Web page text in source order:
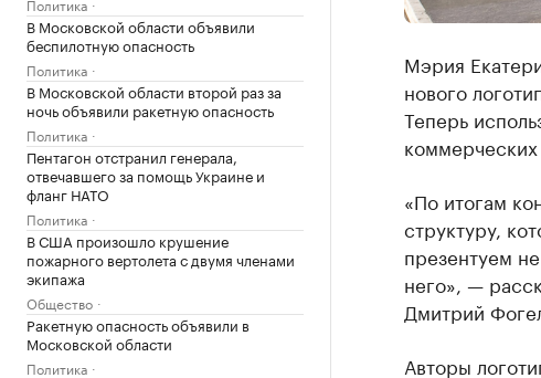
В Московской области объявили
беспилотную опасность
Политика
В Московской области второй раз за
ночь объявили ракетную опасность
Политика
Пентагон отстранил генерала,
отвечавшего за помощь Украине и
фланг НАТО
Политика
В США произошло крушение
пожарного вертолета с двумя членами
экипажа
Общество
Ракетную опасность объявили в
Московской области
Политика
Мэрия
нового
Теперь
коммерческих
«По итогам
структуру,
презентуем
него», —
Дмитрий
Авторы